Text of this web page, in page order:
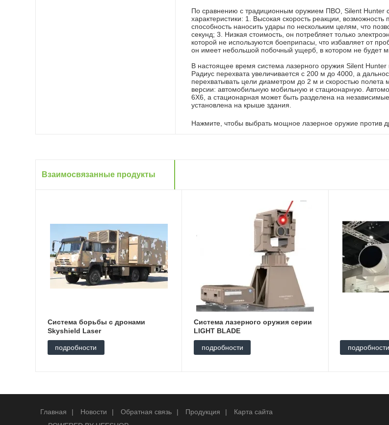
По сравнению с традиционным оружием ПВО, Silent
характеристики: 1. Высокая скорость реакции,
способность наносить удары по нескольким целям, что
секунд; 3. Низкая стоимость, он потребляет только
которой не используются боеприпасы, что избавляет от
он имеет небольшой побочный ущерб, в котором не будет
В настоящее время система лазерного оружия Silent
Радиус перехвата увеличивается с 200 м до 4000, а
перехватывать цели диаметром до 2 м и скоростью
версии: автомобильную мобильную и стационарную.
6X6, а стационарная может быть разделена на
установлена на крыше здания.
Нажмите, чтобы выбрать мощное лазерное оружие против
Взаимосвязанные продукты
Система борьбы с дронами
Skyshield Laser
подробности
Система лазерного оружия серии
LIGHT BLADE
подробности подробности
Главная | Новости | Обратная связь | Продукция |
Карта сайта